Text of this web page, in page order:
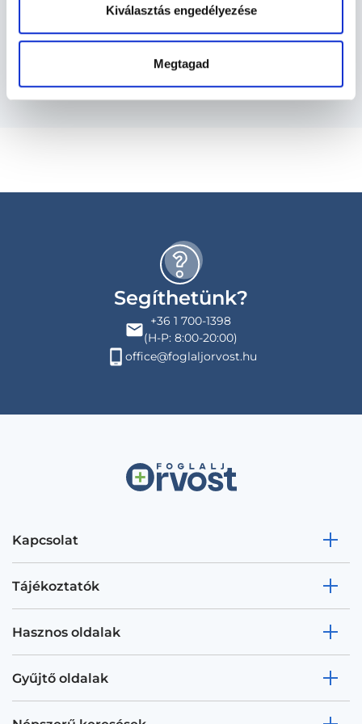
Kiválasztás engedélyezése
Megtagad
Szolgáltatások
Budapesti és vidéki diagnoszta orvosok
Segíthetünk?
+36 1 700-1398
(H-P: 8:00-20:00)
office@foglaljorvost.hu
Kapcsolat
Tájékoztatók
Hasznos oldalak
Gyűjtő oldalak